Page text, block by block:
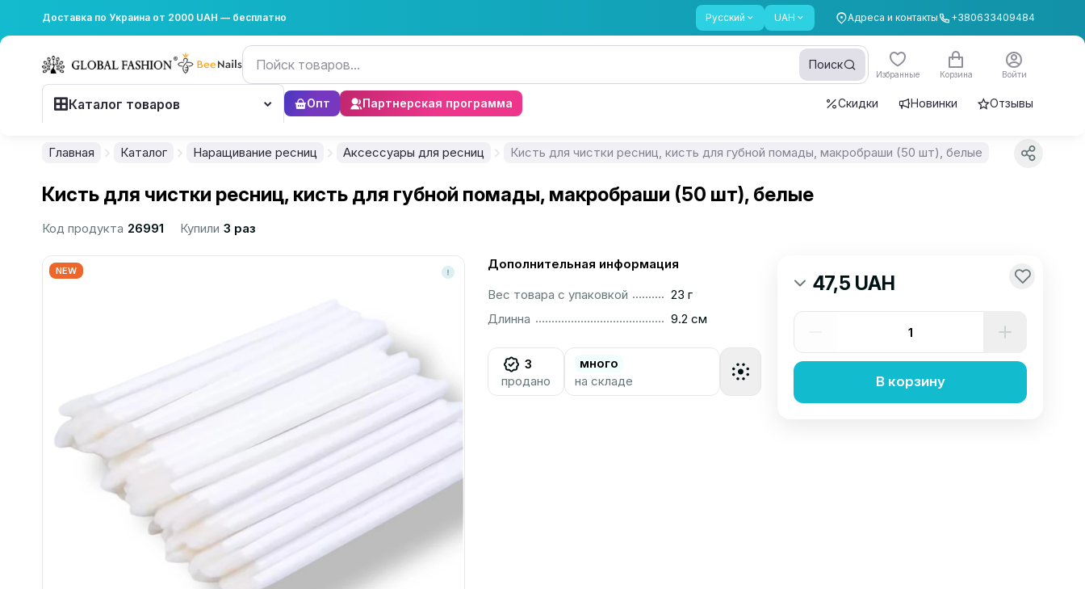
Доставка по Украина от 2000 UAH — бесплатно Русский UAH Адреса и контакты +380633409484
Поиск
Избранные Корзина Войти
Каталог товаров Опт Партнерская программа Скидки Новинки Отзывы
Главная Каталог Наращивание ресниц Аксессуары для ресниц Кисть для чистки ресниц, кисть для губной помады, макробраши (50 шт), белые
Кисть для чистки ресниц, кисть для губной помады, макробраши (50 шт), белые
Код продукта 26991 Купили 3 раз
NEW
Дополнительная информация
Вес товара с упаковкой
23 г
Длинна
9.2 см
3
продано
много
на складе
47,5 UAH
В корзину